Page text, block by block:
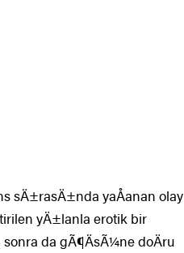
sÄ±rasÄ±nda yaÅanan olay
yÄ±lanla erotik bir
da gÃ¶ÄsÃ¼ne doÄru